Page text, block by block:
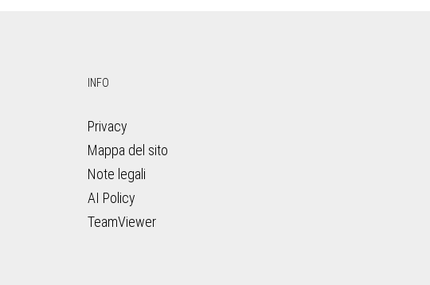
INFO
Privacy
Mappa del sito
Note legali
AI Poli­cy
TeamViewer